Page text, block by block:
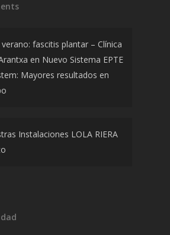
fascitis plantar – Clínica
en Nuevo Sistema EPTE
Mayores resultados en
Instalaciones LOLA RIERA